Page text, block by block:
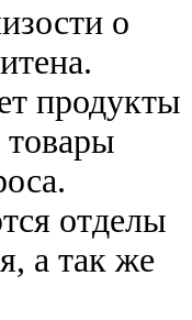
о
продукты
отделы
а так же